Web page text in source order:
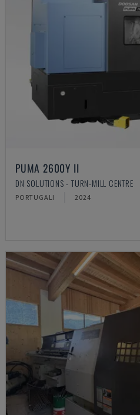
PUMA 2600Y II
DN SOLUTIONS - TURN-MILL CENTRE
PORTUGALI 2024